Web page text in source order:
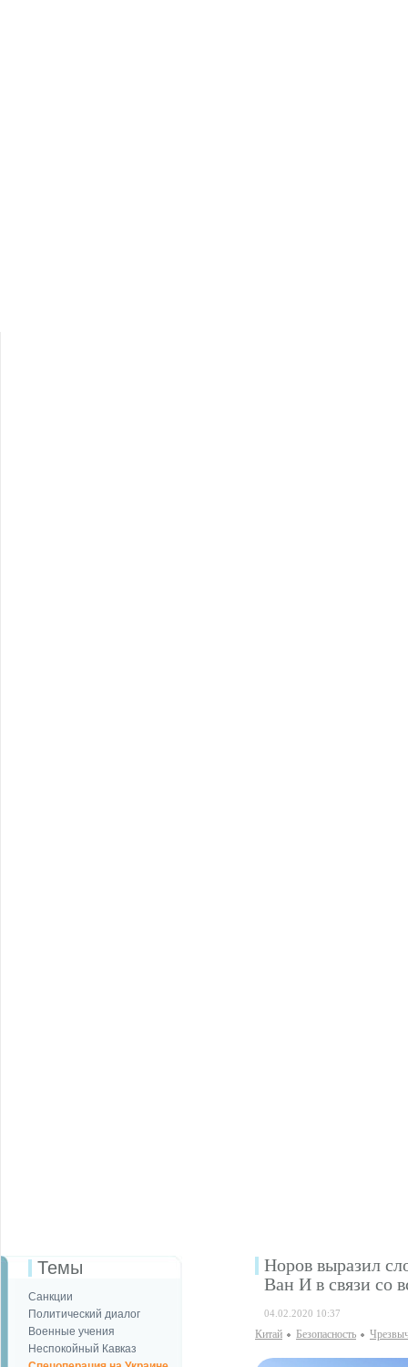
Темы
Санкции
Политический диалог
Военные учения
Неспокойный Кавказ
Норов выразил
Ван И в связи со
04.02.2020 10:37
Китай Безопаcность